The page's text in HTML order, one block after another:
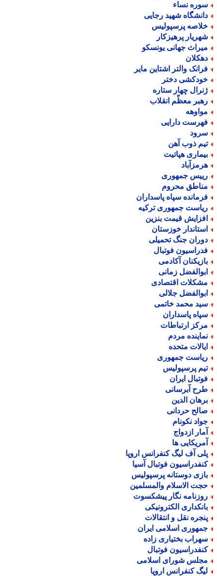
نساء
شهید رجایی
پرسپولیس
پرهیزکار
جهانی یونسکو
والتر اشتاین مایر
دختر
چهار ستاره
معظّم انقلاب
دارایی
ذوب آهن
هپاتیت
جمهوری
محروم
سپاه پاسداران
جمهوری ترکیه
قیمت بنزین
خوزستان
جنگ تحمیلی
فوتبال
آکادمی
زمانی
اقتصادی
جلالی
محمد خاتمی
پاسداران
ارتباطات
مردم
متحده
جمهوری
پرسپولیس
ایران
آبرسانی
الدین
حردانی
نکونام
ازدواج
ها
آف لیگ کنفرانس اروپا
فوتبال آسیا
دوستانه پرسپولیس
الاسلام والمسلمین
نگار پیشکسوت
الکترونیکی
نقل و انتقالات
اسلامی ایران
بختیاری زاده
فوتبال
شورای اسلامی
کنفرانس اروپا